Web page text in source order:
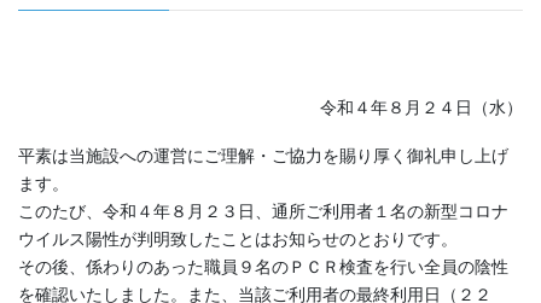
令和４年８月２４日（水）
平素は当施設への運営にご理解・ご協力を賜り厚く御礼申し上げ
ます。
このたび、令和４年８月２３日、通所ご利用者１名の新型コロナ
ウイルス陽性が判明致したことはお知らせのとおりです。
その後、係わりのあった職員９名のＰＣＲ検査を行い全員の陰性
を確認いたしました。また、当該ご利用者の最終利用日（２２